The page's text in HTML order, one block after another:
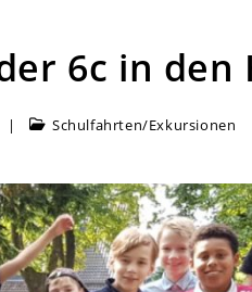
6c in den
Schulfahrten/Exkursionen